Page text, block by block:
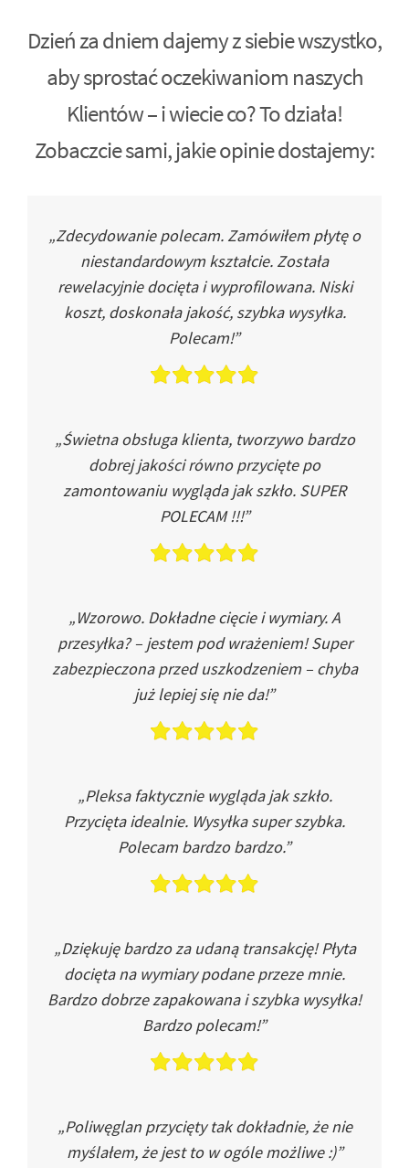
Dzień za dniem dajemy z siebie wszystko,
aby sprostać oczekiwaniom naszych
Klientów – i wiecie co? To działa!
Zobaczcie sami, jakie opinie dostajemy:
„Zdecydowanie polecam. Zamówiłem płytę o
niestandardowym kształcie. Została
rewelacyjnie docięta i wyprofilowana. Niski
koszt, doskonała jakość, szybka wysyłka.
Polecam!”
„Świetna obsługa klienta, tworzywo bardzo
dobrej jakości równo przycięte po
zamontowaniu wygląda jak szkło. SUPER
POLECAM !!!”
„Wzorowo. Dokładne cięcie i wymiary. A
przesyłka? – jestem pod wrażeniem! Super
zabezpieczona przed uszkodzeniem – chyba
już lepiej się nie da!”
„Pleksa faktycznie wygląda jak szkło.
Przycięta idealnie. Wysyłka super szybka.
Polecam bardzo bardzo.”
„Dziękuję bardzo za udaną transakcję! Płyta
docięta na wymiary podane przeze mnie.
Bardzo dobrze zapakowana i szybka wysyłka!
Bardzo polecam!”
„Poliwęglan przycięty tak dokładnie, że nie
myślałem, że jest to w ogóle możliwe :)”